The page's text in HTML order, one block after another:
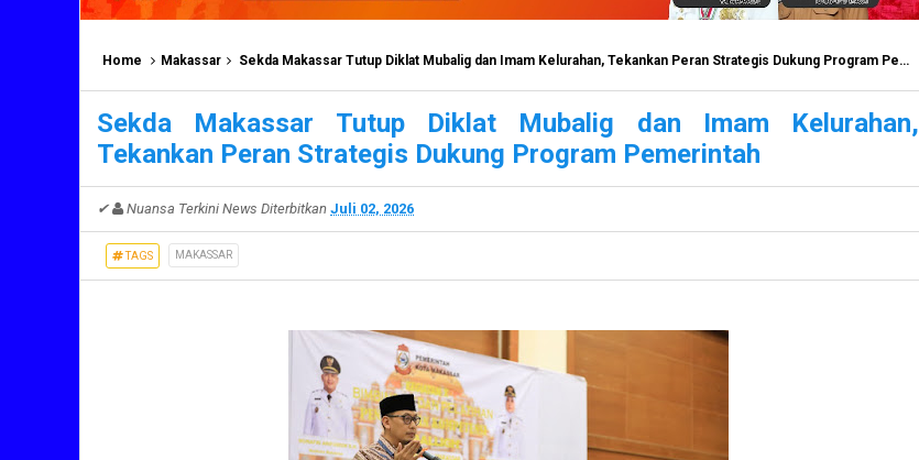
Home Makassar Sekda Makassar Tutup Diklat Mubalig dan Imam Kelurahan, Tekankan Peran Strategis Dukung Program Pemerintah
Sekda Makassar Tutup Diklat Mubalig dan Imam Kelurahan,
Tekankan Peran Strategis Dukung Program Pemerintah
✔ Nuansa Terkini News Diterbitkan Juli 02, 2026
TAGS MAKASSAR